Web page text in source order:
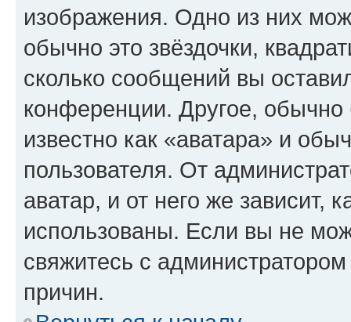
изображения. Одно из них
обычно это звёздочки,
сколько сообщений вы
конференции. Другое,
известно как «аватара» и
пользователя. От
аватар, и от него же зависит,
использованы. Если вы не
свяжитесь с
причин.